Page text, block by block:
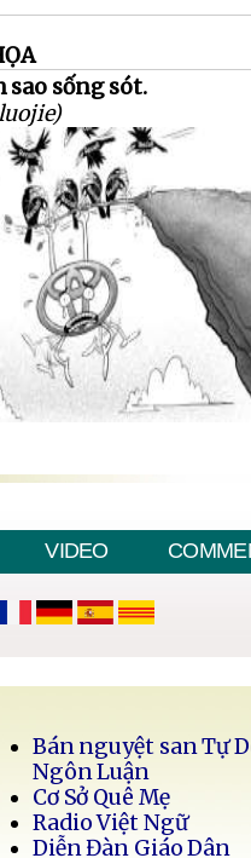
sao sống sót.
VIDEO
Bán nguyệt san Tự
Ngôn Luận
Cơ Sở Quê Mẹ
Radio Việt Ngữ
Diễn Đàn Giáo Dân